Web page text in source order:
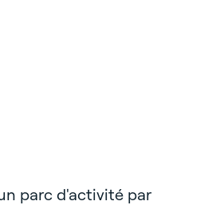
parc d'activité par